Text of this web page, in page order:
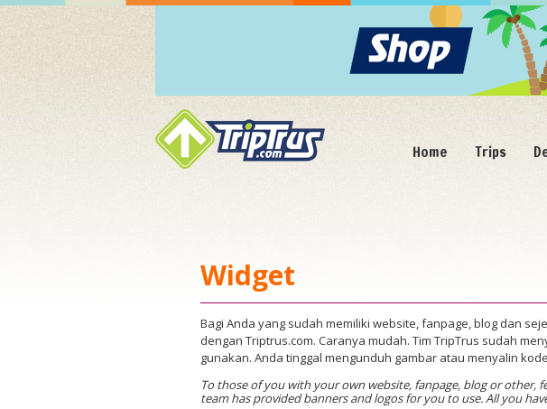
Home Trips
Widget
Bagi Anda yang sudah memiliki website, fanpage, blog dan
dengan Triptrus.com. Caranya mudah. Tim TripTrus sudah
gunakan. Anda tinggal mengunduh gambar atau menyalin
To those of you with your own website, fanpage, blog or other,
team has provided banners and logos for you to use. All you